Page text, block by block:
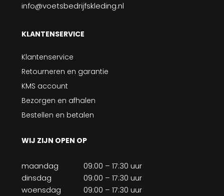
info@voetsbedrijfskleding.nl
KLANTENSERVICE
Klantenservice
Retourneren en garantie
KMS account
Bezorgen en afhalen
Bestellen en betalen
WIJ ZIJN OPEN OP
maandag
09:00 – 17:30 uur
dinsdag
09:00 – 17:30 uur
woensdag
09:00 – 17:30 uur